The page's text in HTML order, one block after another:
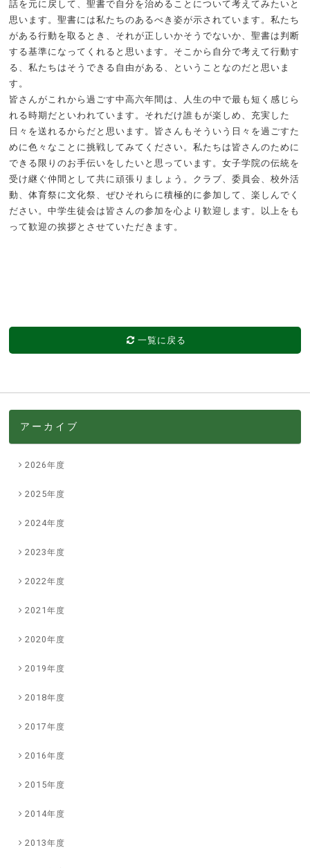
話を元に戻して、聖書で自分を治めることについて考えてみたいと
思います。聖書には私たちのあるべき姿が示されています。私たち
がある行動を取るとき、それが正しいかそうでないか、聖書は判断
する基準になってくれると思います。そこから自分で考えて行動す
る、私たちはそうできる自由がある、ということなのだと思いま
す。
皆さんがこれから過ごす中高六年間は、人生の中で最も短く感じら
れる時期だといわれています。それだけ誰もが楽しめ、充実した
日々を送れるからだと思います。皆さんもそういう日々を過ごすた
めに色々なことに挑戦してみてください。私たちは皆さんのために
できる限りのお手伝いをしたいと思っています。女子学院の伝統を
受け継ぐ仲間として共に頑張りましょう。クラブ、委員会、校外活
動、体育祭に文化祭、ぜひそれらに積極的に参加して、楽しんでく
ださい。中学生徒会は皆さんの参加を心より歓迎します。以上をも
って歓迎の挨拶とさせていただきます。
一覧に戻る
アーカイブ
2026年度
2025年度
2024年度
2023年度
2022年度
2021年度
2020年度
2019年度
2018年度
2017年度
2016年度
2015年度
2014年度
2013年度